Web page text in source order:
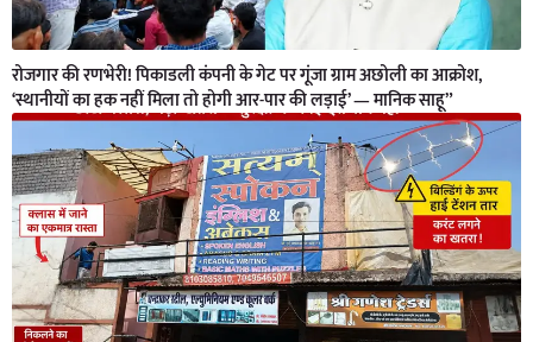
रोजगार की रणभेरी! पिकाडली कंपनी के गेट पर गूंजा ग्राम अछोली का आक्रोश,
‘स्थानीयों का हक नहीं मिला तो होगी आर-पार की लड़ाई’ — मानिक साहू”